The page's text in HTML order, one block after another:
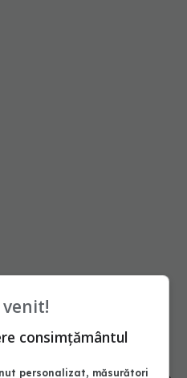
consimțământul
personalizat, măsurători